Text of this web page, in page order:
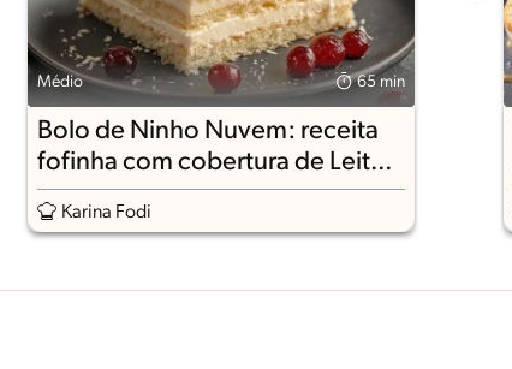
Médio 65 min
Bolo de Ninho Nuvem: receita
fofinha com cobertura de Leite
Ninho
Karina Fodi